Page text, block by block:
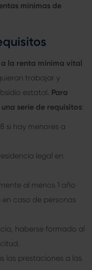
mínimas de
la renta mínima vital
trabajar y
estatal. Para
serie de requisitos:
si hay menores a
legal en
al menos 1 año
caso de personas
haberse formado al
las prestaciones a las